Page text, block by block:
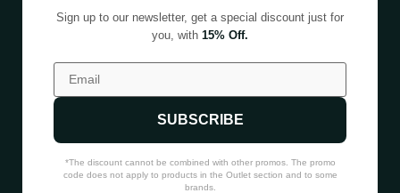
Sign up to our newsletter, get a special discount just for
you, with 15% Off.
SUBSCRIBE
*The discount cannot be combined with other promos. The promo
code does not apply to products in the Outlet section and to some
brands.